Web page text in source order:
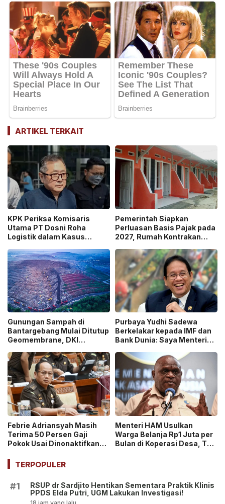
ARTIKEL TERKAIT
KPK Periksa Komisaris
Utama PT Dosni Roha
Logistik dalam Kasus
Pengangkutan Bansos!
Pemerintah Siapkan
Perluasan Basis Pajak pada
2027, Rumah Kontrakan
Pengawasan!
Gunungan Sampah di
Bantargebang Mulai Ditutup
Geomembrane, DKI
Sistem Open Dumping!
Purbaya Yudhi Sadewa
Berkelakar kepada IMF dan
Bank Dunia: Saya Menteri
Beruntung di Dunia!
Febrie Adriansyah Masih
Terima 50 Persen Gaji
Pokok Usai Dinonaktifkan
ASN Dihentikan!
Menteri HAM Usulkan
Warga Belanja Rp1 Juta per
Bulan di Koperasi Desa, Tuai
TERPOPULER
#1
RSUP dr Sardjito Hentikan Sementara Praktik Klinis
PPDS Elda Putri, UGM Lakukan Investigasi!